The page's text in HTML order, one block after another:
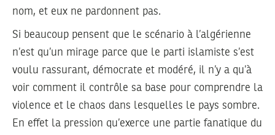
nom, et eux ne pardonnent pas.
Si beaucoup pensent que le scénario à l’algérienne
n’est qu’un mirage parce que le parti islamiste s’est
voulu rassurant, démocrate et modéré, il n’y a qu’à
voir comment il contrôle sa base pour comprendre la
violence et le chaos dans lesquelles le pays sombre.
En effet la pression qu’exerce une partie fanatique du